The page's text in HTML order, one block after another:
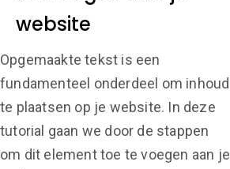
website
Opgemaakte tekst is een
fundamenteel onderdeel om inhoud
te plaatsen op je website. In deze
tutorial gaan we door de stappen
om dit element toe te voegen aan je